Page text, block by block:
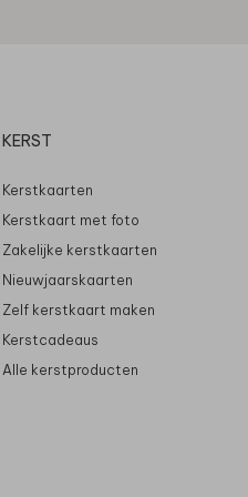
KERST
Kerstkaarten
Kerstkaart met foto
Zakelijke kerstkaarten
Nieuwjaarskaarten
Zelf kerstkaart maken
Kerstcadeaus
Alle kerstproducten